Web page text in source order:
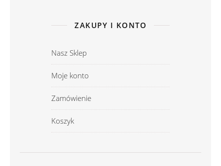
ZAKUPY I KONTO
Nasz Sklep
Moje konto
Zamówienie
Koszyk